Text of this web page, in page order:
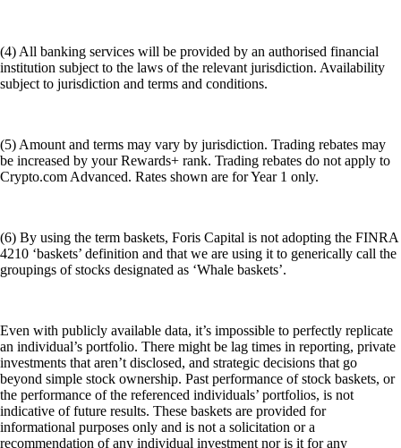
(4) All banking services will be provided by an authorised financial
institution subject to the laws of the relevant jurisdiction. Availability
subject to jurisdiction and terms and conditions.
(5) Amount and terms may vary by jurisdiction. Trading rebates may
be increased by your Rewards+ rank. Trading rebates do not apply to
Crypto.com Advanced. Rates shown are for Year 1 only.
(6) By using the term baskets, Foris Capital is not adopting the FINRA
4210 ‘baskets’ definition and that we are using it to generically call the
groupings of stocks designated as ‘Whale baskets’.
Even with publicly available data, it’s impossible to perfectly replicate
an individual’s portfolio. There might be lag times in reporting, private
investments that aren’t disclosed, and strategic decisions that go
beyond simple stock ownership. Past performance of stock baskets, or
the performance of the referenced individuals’ portfolios, is not
indicative of future results. These baskets are provided for
informational purposes only and is not a solicitation or a
recommendation of any individual investment nor is it for any